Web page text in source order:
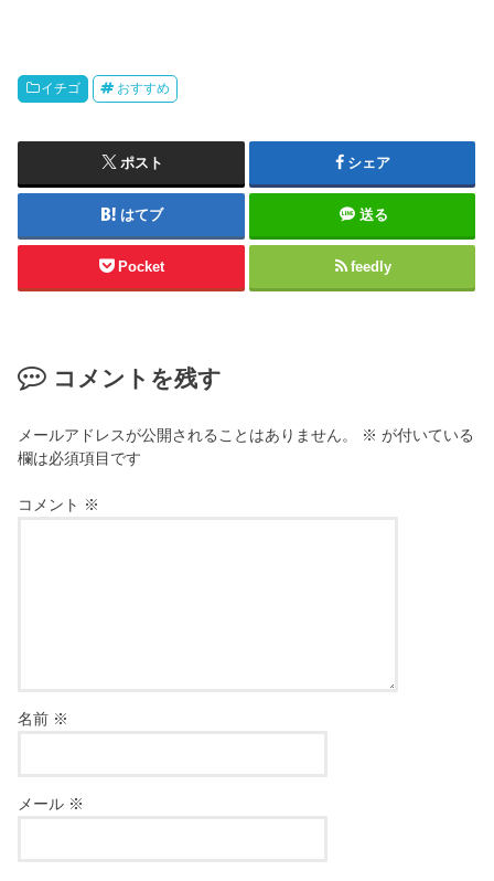
イチゴ おすすめ
ポスト シェア
はてブ 送る
Pocket feedly
コメントを残す
メールアドレスが公開されることはありません。 ※ が付いている
欄は必須項目です
コメント ※
名前 ※
メール ※